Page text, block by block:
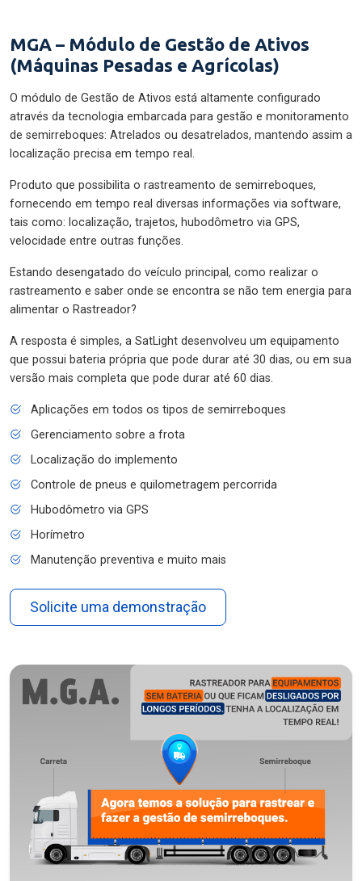
MGA – Módulo de Gestão de Ativos
(Máquinas Pesadas e Agrícolas)
O módulo de Gestão de Ativos está altamente configurado
através da tecnologia embarcada para gestão e monitoramento
de semirreboques: Atrelados ou desatrelados, mantendo assim a
localização precisa em tempo real.
Produto que possibilita o rastreamento de semirreboques,
fornecendo em tempo real diversas informações via software,
tais como: localização, trajetos, hubodômetro via GPS,
velocidade entre outras funções.
Estando desengatado do veículo principal, como realizar o
rastreamento e saber onde se encontra se não tem energia para
alimentar o Rastreador?
A resposta é simples, a SatLight desenvolveu um equipamento
que possui bateria própria que pode durar até 30 dias, ou em sua
versão mais completa que pode durar até 60 dias.
Aplicações em todos os tipos de semirreboques
Gerenciamento sobre a frota
Localização do implemento
Controle de pneus e quilometragem percorrida
Hubodômetro via GPS
Horímetro
Manutenção preventiva e muito mais
Solicite uma demonstração